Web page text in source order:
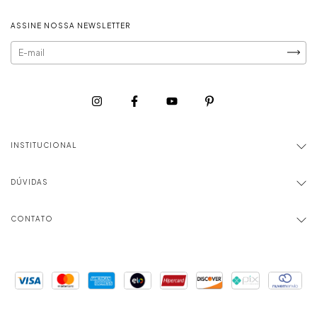
ASSINE NOSSA NEWSLETTER
INSTITUCIONAL
DÚVIDAS
CONTATO